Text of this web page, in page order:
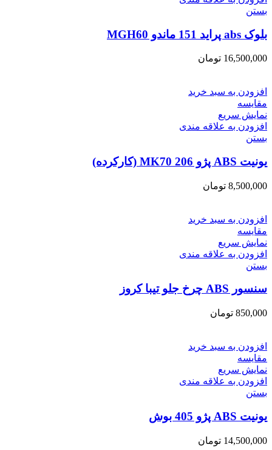
بستن
بلوک abs پراید 151 ماندو MGH60
16,500,000 تومان
افزودن به سبد خرید
مقایسه
نمایش سریع
افزودن به علاقه مندی
بستن
یونیت ABS پژو 206 MK70 (کارکرده)
8,500,000 تومان
افزودن به سبد خرید
مقایسه
نمایش سریع
افزودن به علاقه مندی
بستن
سنسور ABS چرخ جلو تیبا کروز
850,000 تومان
افزودن به سبد خرید
مقایسه
نمایش سریع
افزودن به علاقه مندی
بستن
یونیت ABS پژو 405 بوش
14,500,000 تومان